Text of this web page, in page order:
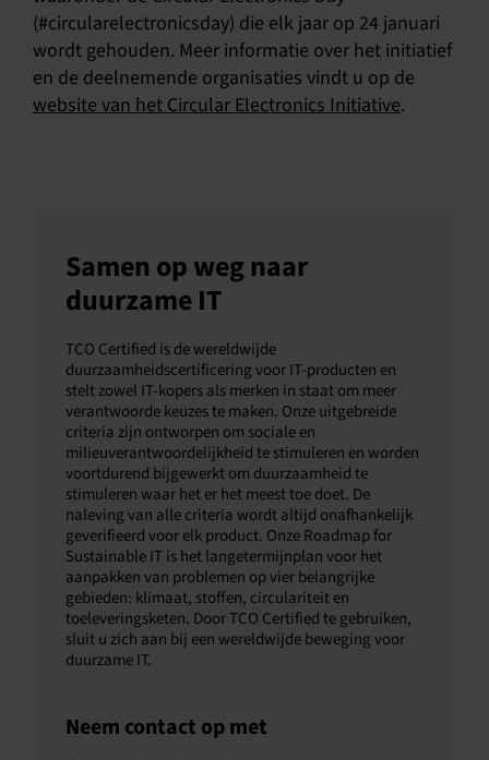
(#circularelectronicsday) die elk jaar op 24 januari
wordt gehouden. Meer informatie over het initiatief
en de deelnemende organisaties vindt u op de
website van het Circular Electronics Initiative.
Samen op weg naar
duurzame IT
TCO Certified is de wereldwijde
duurzaamheidscertificering voor IT-producten en
stelt zowel IT-kopers als merken in staat om meer
verantwoorde keuzes te maken. Onze uitgebreide
criteria zijn ontworpen om sociale en
milieuverantwoordelijkheid te stimuleren en worden
voortdurend bijgewerkt om duurzaamheid te
stimuleren waar het er het meest toe doet. De
naleving van alle criteria wordt altijd onafhankelijk
geverifieerd voor elk product. Onze Roadmap for
Sustainable IT is het langetermijnplan voor het
aanpakken van problemen op vier belangrijke
gebieden: klimaat, stoffen, circulariteit en
toeleveringsketen. Door TCO Certified te gebruiken,
sluit u zich aan bij een wereldwijde beweging voor
duurzame IT.
Neem contact op met